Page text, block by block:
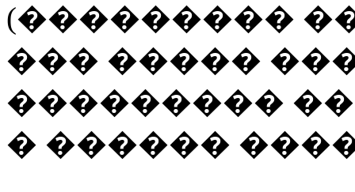
(���������
��� �����
���������
� ������